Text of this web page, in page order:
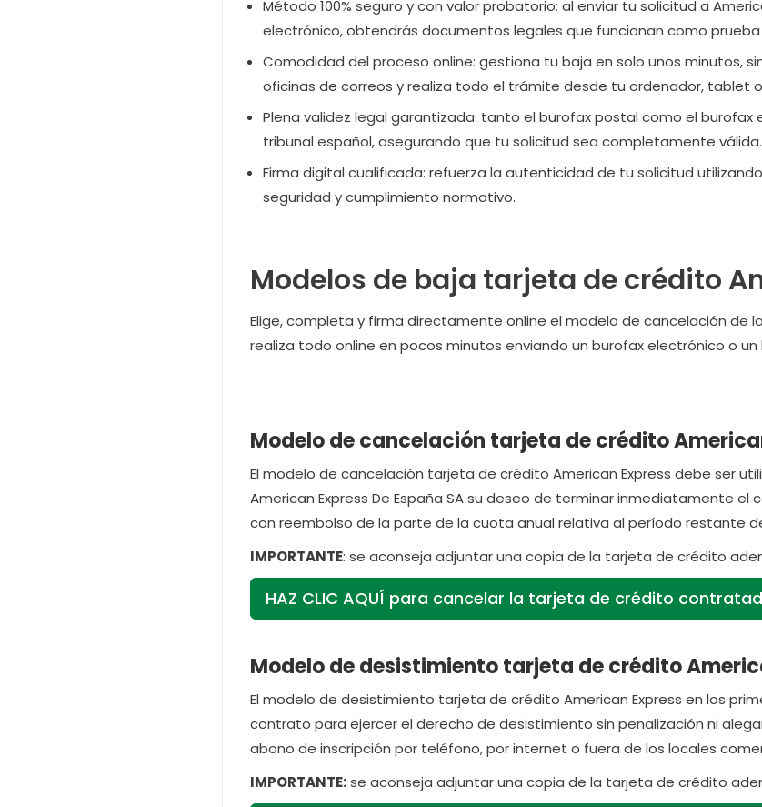
Método 100% seguro y con valor probatorio: al enviar tu solicitud a
electrónico, obtendrás documentos legales que funcionan como
Comodidad del proceso online: gestiona tu baja en solo unos minutos,
oficinas de correos y realiza todo el trámite desde tu ordenador, tablet
Plena validez legal garantizada: tanto el burofax postal como el burofax
tribunal español, asegurando que tu solicitud sea completamente válida.
Firma digital cualificada: refuerza la autenticidad de tu solicitud
seguridad y cumplimiento normativo.
Modelos de baja tarjeta de crédito
Elige, completa y firma directamente online el modelo de cancelación de
realiza todo online en pocos minutos enviando un burofax electrónico o
Modelo de cancelación tarjeta de crédito
El modelo de cancelación tarjeta de crédito American Express debe ser
American Express De España SA su deseo de terminar inmediatamente
con reembolso de la parte de la cuota anual relativa al período restante
IMPORTANTE: se aconseja adjuntar una copia de la tarjeta de crédito
HAZ CLIC AQUÍ para cancelar la tarjeta de crédito
Modelo de desistimiento tarjeta de crédito
El modelo de desistimiento tarjeta de crédito American Express en los
contrato para ejercer el derecho de desistimiento sin penalización ni
abono de inscripción por teléfono, por internet o fuera de los locales
IMPORTANTE:se aconseja adjuntar una copia de la tarjeta de crédito